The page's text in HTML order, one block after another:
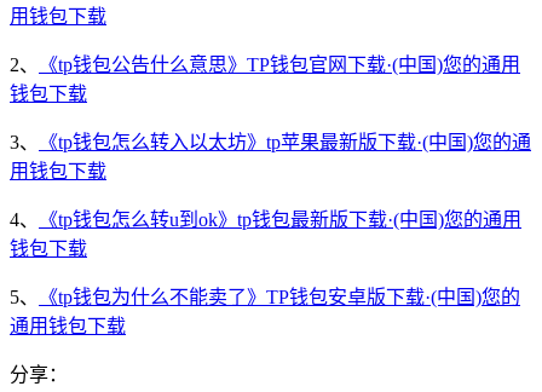
用钱包下载
2、
《tp钱包公告什么意思》TP钱包官网下载·(中国)您的通用
钱包下载
3、
《tp钱包怎么转入以太坊》tp苹果最新版下载·(中国)您的通
用钱包下载
4、
《tp钱包怎么转u到ok》tp钱包最新版下载·(中国)您的通用
钱包下载
5、
《tp钱包为什么不能卖了》TP钱包安卓版下载·(中国)您的
通用钱包下载
分享：